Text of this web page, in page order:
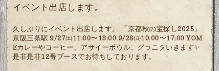
イベント出店します。
久しぶりにイベント出店します。 「京都秋の宝探し2025」
京阪三条駅 9/27㈯11:00〜18:00 9/28㈰10:00〜17:00 YOM
Eカレーやコーヒー、アサイーボウル、グラニタいきます✨
是非是非12番ブースでお待ちしております。